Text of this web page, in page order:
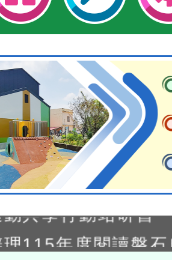
學年度第2次代理
理115年度閱讀磐